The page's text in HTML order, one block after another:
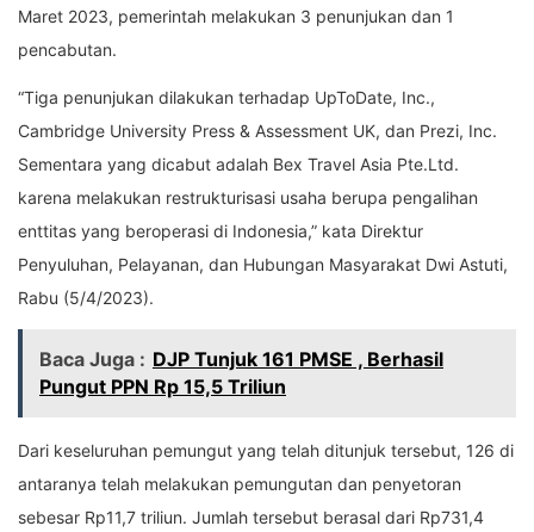
Maret 2023, pemerintah melakukan 3 penunjukan dan 1
pencabutan.
“Tiga penunjukan dilakukan terhadap UpToDate, Inc.,
Cambridge University Press & Assessment UK, dan Prezi, Inc.
Sementara yang dicabut adalah Bex Travel Asia Pte.Ltd.
karena melakukan restrukturisasi usaha berupa pengalihan
enttitas yang beroperasi di Indonesia,” kata Direktur
Penyuluhan, Pelayanan, dan Hubungan Masyarakat Dwi Astuti,
Rabu (5/4/2023).
Baca Juga : DJP Tunjuk 161 PMSE , Berhasil
Pungut PPN Rp 15,5 Triliun
Dari keseluruhan pemungut yang telah ditunjuk tersebut, 126 di
antaranya telah melakukan pemungutan dan penyetoran
sebesar Rp11,7 triliun. Jumlah tersebut berasal dari Rp731,4